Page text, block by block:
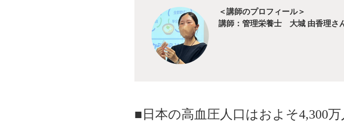
＜講師のプロフィール＞
講師：管理栄養士 大城 由香理さ
■日本の高血圧人口はおよそ4,300万